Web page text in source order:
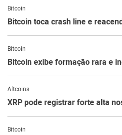
Bitcoin
Bitcoin toca crash line e
Bitcoin
Bitcoin exibe formação rara e
Altcoins
XRP pode registrar forte alta
Bitcoin